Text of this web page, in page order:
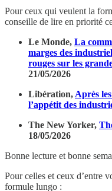
Pour ceux qui veulent la
conseille de lire en priorité
Le Monde, La
marges des
rouges sur les
21/05/2026
Libération, Après
l’appétit des
The New Yorker,
18/05/2026
Bonne lecture et bonne
Pour celles et ceux d’entre
formule lungo :